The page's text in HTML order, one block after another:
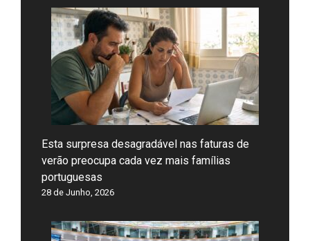
Esta surpresa desagradável nas faturas de
verão preocupa cada vez mais famílias
portuguesas
28 de Junho, 2026